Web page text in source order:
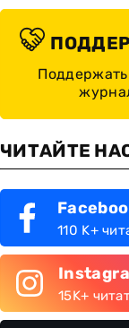
ЧИТАЙТЕ
110 K+
15K+